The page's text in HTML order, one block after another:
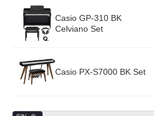
Casio GP-310 BK
Celviano Set
Casio PX-S7000 BK Set